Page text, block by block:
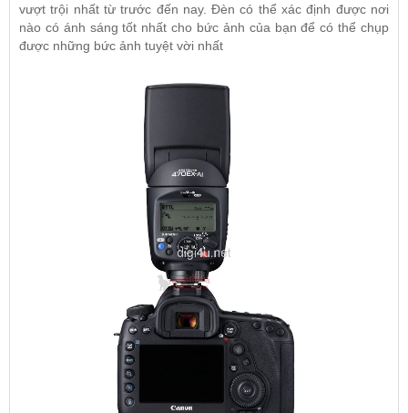
vượt trội nhất từ trước đến nay. Đèn có thể xác định được nơi
nào có ánh sáng tốt nhất cho bức ảnh của bạn để có thể chụp
được những bức ảnh tuyệt vời nhất